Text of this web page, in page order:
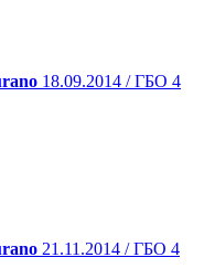
18.09.2014 / ГБО 4
21.11.2014 / ГБО 4